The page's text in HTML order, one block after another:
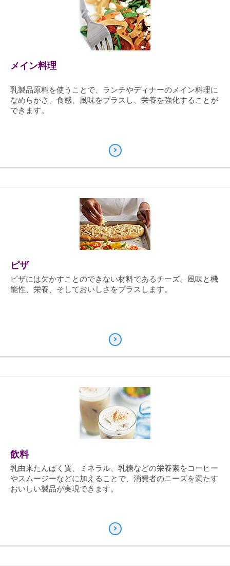
メイン料理
乳製品原料を使うことで、ランチやディナーのメイン料理に
なめらかさ、食感、風味をプラスし、栄養を強化することが
できます。
ピザ
ピザには欠かすことのできない材料であるチーズ。風味と機
能性、栄養、そしておいしさをプラスします。
飲料
乳由来たんぱく質、ミネラル、乳糖などの栄養素をコーヒー
やスムージーなどに加えることで、消費者のニーズを満たす
おいしい製品が実現できます。